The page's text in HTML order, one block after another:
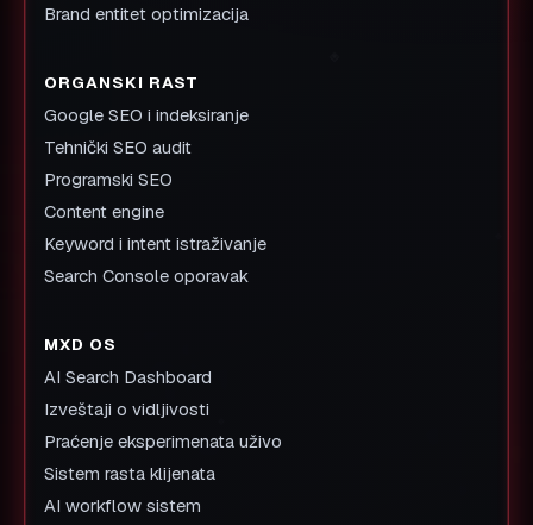
Brand entitet optimizacija
ORGANSKI RAST
Google SEO i indeksiranje
Tehnički SEO audit
Programski SEO
Content engine
Keyword i intent istraživanje
Search Console oporavak
MXD OS
AI Search Dashboard
Izveštaji o vidljivosti
Praćenje eksperimenata uživo
Sistem rasta klijenata
AI workflow sistem